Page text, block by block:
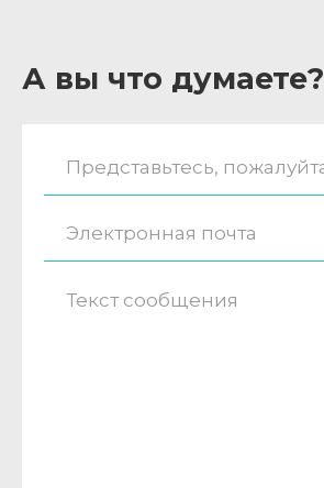
А вы что думаете?